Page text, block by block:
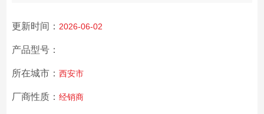
更新时间： 2026-06-02
产品型号：
所在城市： 西安市
厂商性质： 经销商